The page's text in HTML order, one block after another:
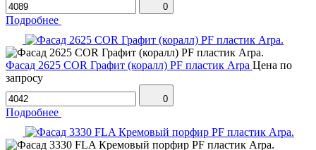
0
Подробнее
Фасад 2625 COR Графит (коралл) PF пластик Arpa Цена по
запросу
0
Подробнее